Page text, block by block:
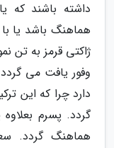
داشته باشند که
هماهنگ باشد یا
ژاکتی قرمز به تن
وفور یافت می
دارد چرا که این
گردد. پسرم
هماهنگ گردد.